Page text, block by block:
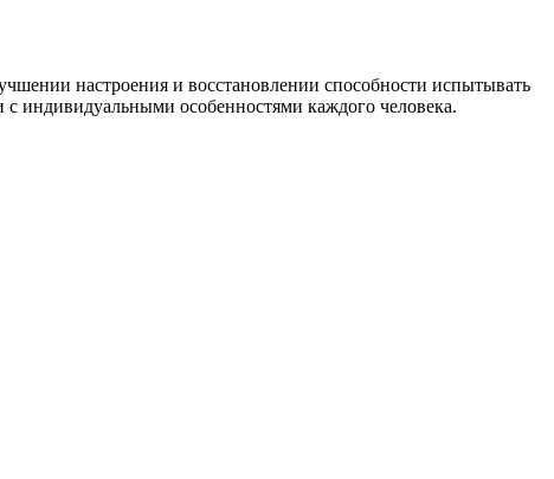
настроения и восстановлении способности испытывать
индивидуальными особенностями каждого человека.